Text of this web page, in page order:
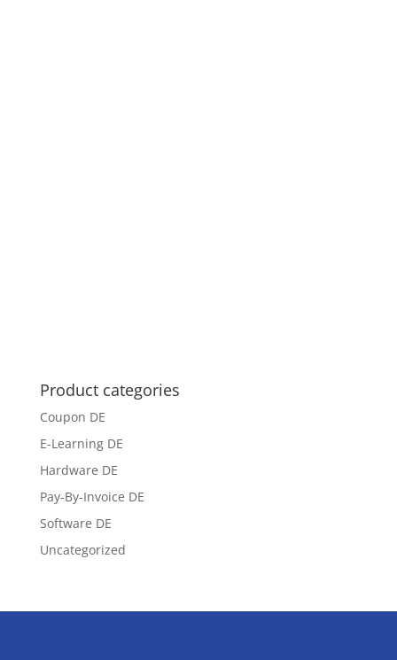
Product categories
Coupon DE
E-Learning DE
Hardware DE
Pay-By-Invoice DE
Software DE
Uncategorized